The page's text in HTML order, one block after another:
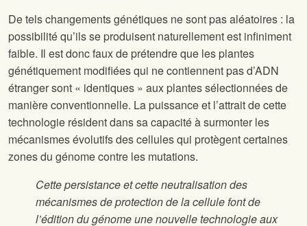
De tels changements génétiques ne sont pas aléatoires : la
possibilité qu’ils se produisent naturellement est infiniment
faible. Il est donc faux de prétendre que les plantes
génétiquement modifiées qui ne contiennent pas d’ADN
étranger sont « identiques » aux plantes sélectionnées de
manière conventionnelle. La puissance et l’attrait de cette
technologie résident dans sa capacité à surmonter les
mécanismes évolutifs des cellules qui protègent certaines
zones du génome contre les mutations.
Cette persistance et cette neutralisation des
mécanismes de protection de la cellule font de
l’édition du génome une nouvelle technologie aux